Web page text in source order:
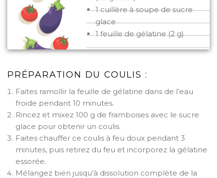
1 cuillère à soupe de sucre
glace
1 feuille de gélatine (2 g)
PRÉPARATION DU COULIS :
Faites ramollir la feuille de gélatine dans de l’eau
froide pendant 10 minutes.
Rincez et mixez 100 g de framboises avec le sucre
glace pour obtenir un coulis.
Faites chauffer ce coulis à feu doux pendant 3
minutes, puis retirez du feu et incorporez la gélatine
essorée.
Mélangez bien jusqu’à dissolution complète de la